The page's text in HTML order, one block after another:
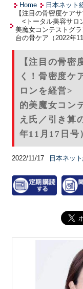
Home 日本ネット
【注目の骨密度ケア
<トータル美容サロ
美魔女コンテストグ
台の骨ケア（2022年11
【注目の骨
く！骨密度
ロンを経営>
的美魔女コン
え氏／引き算
年11月17日号
2022/11/17 日本ネッ